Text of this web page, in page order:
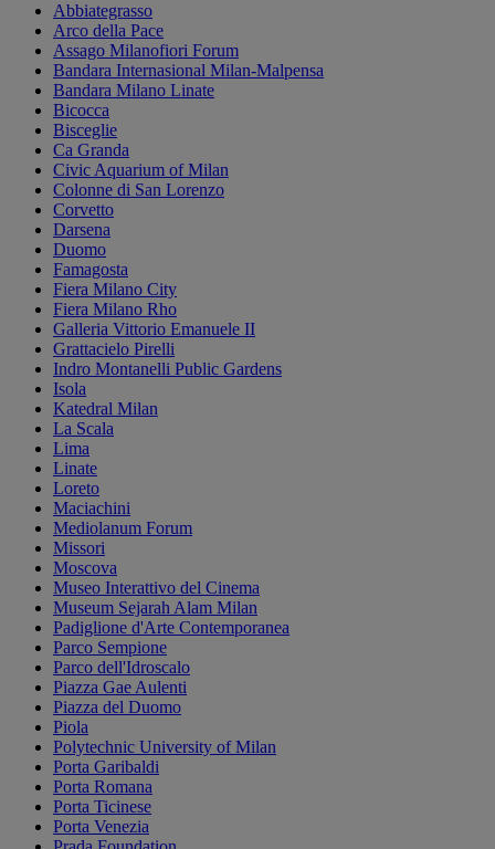
Abbiategrasso
Arco della Pace
Assago Milanofiori Forum
Bandara Internasional Milan-Malpensa
Bandara Milano Linate
Bicocca
Bisceglie
Ca Granda
Civic Aquarium of Milan
Colonne di San Lorenzo
Corvetto
Darsena
Duomo
Famagosta
Fiera Milano City
Fiera Milano Rho
Galleria Vittorio Emanuele II
Grattacielo Pirelli
Indro Montanelli Public Gardens
Isola
Katedral Milan
La Scala
Lima
Linate
Loreto
Maciachini
Mediolanum Forum
Missori
Moscova
Museo Interattivo del Cinema
Museum Sejarah Alam Milan
Padiglione d'Arte Contemporanea
Parco Sempione
Parco dell'Idroscalo
Piazza Gae Aulenti
Piazza del Duomo
Piola
Polytechnic University of Milan
Porta Garibaldi
Porta Romana
Porta Ticinese
Porta Venezia